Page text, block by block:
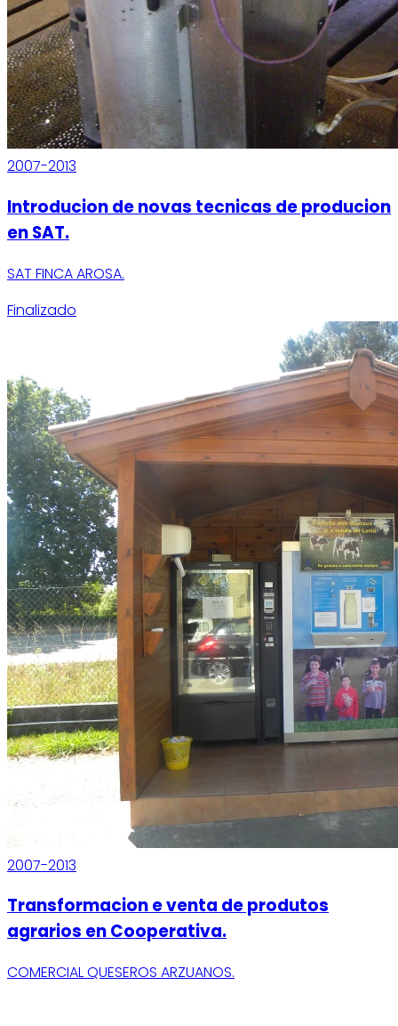
2007-2013
Introducion de novas tecnicas de producion
en SAT.
SAT FINCA AROSA.
Finalizado
2007-2013
Transformacion e venta de produtos
agrarios en Cooperativa.
COMERCIAL QUESEROS ARZUANOS.